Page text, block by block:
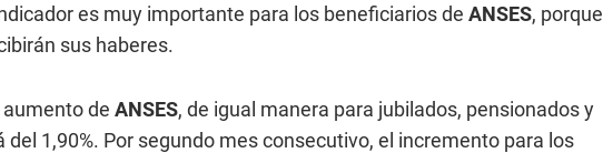
es muy importante para los beneficiarios de ANSES, porque
sus haberes.
de ANSES, de igual manera para jubilados, pensionados y
del 1,90%. Por segundo mes consecutivo, el incremento para los